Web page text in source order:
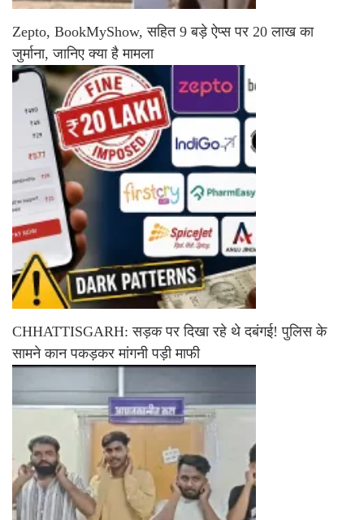
Zepto, BookMyShow, सहित 9 बड़े ऐप्स पर 20 लाख का
जुर्माना, जानिए क्या है मामला
CHHATTISGARH: सड़क पर दिखा रहे थे दबंगई! पुलिस के
सामने कान पकड़कर मांगनी पड़ी माफी